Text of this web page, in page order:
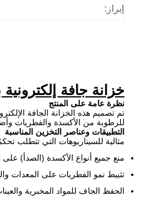
إبراز:
خزانة جافة إلكترونية بنسبة رطوبة 0-10% بباب واحد من الصلب بسمك
نظرة عامة على المنتج
للرطوبة من الأكسدة والفطريات
التطبيقات وعناصر التخزين المناسبة
مثالية للسيناريوهات التي تتطلب
منع جميع أنواع الأكسدة (الصدأ) على
تثبيط نمو الفطريات على المعدات
الحفظ الجاف للمواد المخبرية